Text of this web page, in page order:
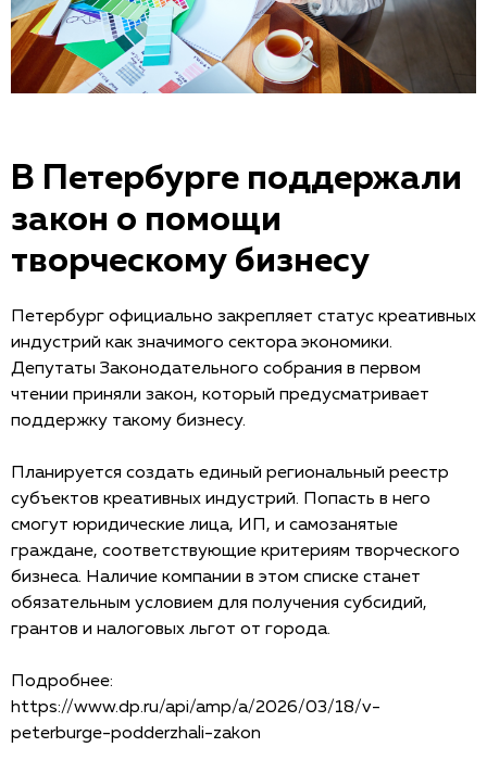
В Петербурге поддержали
закон о помощи
творческому бизнесу
Петербург официально закрепляет статус креативных
индустрий как значимого сектора экономики.
Депутаты Законодательного собрания в первом
чтении приняли закон, который предусматривает
поддержку такому бизнесу.
Планируется создать единый региональный реестр
субъектов креативных индустрий. Попасть в него
смогут юридические лица, ИП, и самозанятые
граждане, соответствующие критериям творческого
бизнеса. Наличие компании в этом списке станет
обязательным условием для получения субсидий,
грантов и налоговых льгот от города.
Подробнее:
https://www.dp.ru/api/amp/a/2026/03/18/v-
peterburge-podderzhali-zakon